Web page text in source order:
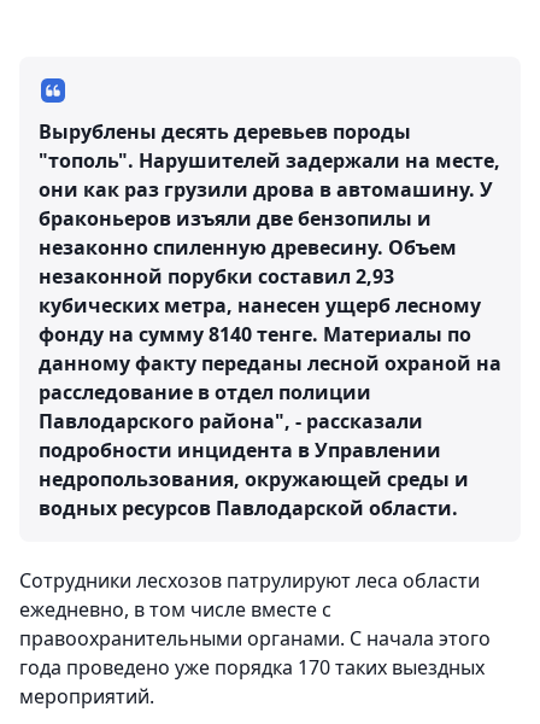
Вырублены десять деревьев породы
"тополь". Нарушителей задержали на месте,
они как раз грузили дрова в автомашину. У
браконьеров изъяли две бензопилы и
незаконно спиленную древесину. Объем
незаконной порубки составил 2,93
кубических метра, нанесен ущерб лесному
фонду на сумму 8140 тенге. Материалы по
данному факту переданы лесной охраной на
расследование в отдел полиции
Павлодарского района", - рассказали
подробности инцидента в Управлении
недропользования, окружающей среды и
водных ресурсов Павлодарской области.
Сотрудники лесхозов патрулируют леса области
ежедневно, в том числе вместе с
правоохранительными органами. С начала этого
года проведено уже порядка 170 таких выездных
мероприятий.